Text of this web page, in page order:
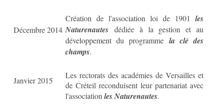
Décembre 2014
Création de l'association loi de 1901 les
Naturenautes dédiée à la gestion et au
développement du programme la clé des
champs.
Janvier 2015
Les rectorats des académies de Versailles et
de Créteil reconduisent leur partenariat avec
l'association les Naturenautes.